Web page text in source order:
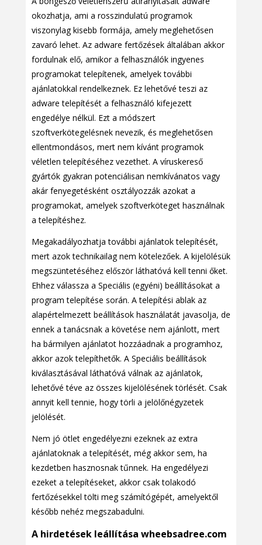
okozhatja, ami a rosszindulatú programok
viszonylag kisebb formája, amely meglehetősen
zavaró lehet. Az adware fertőzések általában akkor
fordulnak elő, amikor a felhasználók ingyenes
programokat telepítenek, amelyek további
ajánlatokkal rendelkeznek. Ez lehetővé teszi az
adware telepítését a felhasználó kifejezett
engedélye nélkül. Ezt a módszert
szoftverkötegelésnek nevezik, és meglehetősen
ellentmondásos, mert nem kívánt programok
véletlen telepítéséhez vezethet. A víruskereső
gyártók gyakran potenciálisan nemkívánatos vagy
akár fenyegetésként osztályozzák azokat a
programokat, amelyek szoftverköteget használnak
a telepítéshez.
Megakadályozhatja további ajánlatok telepítését,
mert azok technikailag nem kötelezőek. A kijelölésük
megszüntetéséhez először láthatóvá kell tenni őket.
Ehhez válassza a Speciális (egyéni) beállításokat a
program telepítése során. A telepítési ablak az
alapértelmezett beállítások használatát javasolja, de
ennek a tanácsnak a követése nem ajánlott, mert
ha bármilyen ajánlatot hozzáadnak a programhoz,
akkor azok telepíthetők. A Speciális beállítások
kiválasztásával láthatóvá válnak az ajánlatok,
lehetővé téve az összes kijelölésének törlését. Csak
annyit kell tennie, hogy törli a jelölőnégyzetek
jelölését.
Nem jó ötlet engedélyezni ezeknek az extra
ajánlatoknak a telepítését, még akkor sem, ha
kezdetben hasznosnak tűnnek. Ha engedélyezi
ezeket a telepítéseket, akkor csak tolakodó
fertőzésekkel tölti meg számítógépét, amelyektől
később nehéz megszabadulni.
A hirdetések leállítása wheebsadree.com